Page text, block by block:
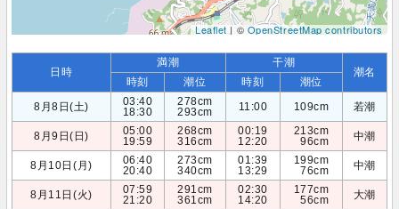
Leaflet | © OpenStreetMap contributors
日時
満潮 干潮
潮名
時刻 潮位 時刻
潮位
8月8日(土)
03:40
18:30
278cm
293cm
11:00 109cm 若潮
8月9日(日)
05:00
19:59
268cm
316cm
00:19
12:20
213cm
96cm
中潮
8月10日(月)
06:40
20:40
273cm
340cm
01:39
13:29
199cm
76cm
中潮
8月11日(火)
07:59
21:20
291cm
361cm
02:30
14:20
177cm
56cm
大潮